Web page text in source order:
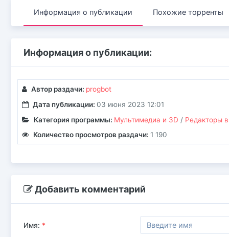
Информация о публикации Похожие торренты
Информация о публикации:
Автор раздачи: progbot
Дата публикации: 03 июня 2023 12:01
Категория программы: Мультимедиа и 3D / Редакторы
Количество просмотров раздачи: 1 190
Добавить комментарий
Имя: *